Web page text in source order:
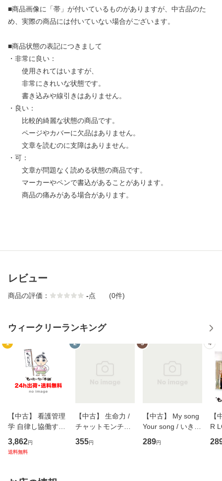
■商品画像に「帯」が付いているものがありますが、中古品のた
め、実際の商品には付いていない場合がございます。
■商品状態の表記につきまして
・非常に良い：
使用されてはいますが、
非常にきれいな状態です。
書き込みや線引きはありません。
・良い：
比較的綺麗な状態の商品です。
ページやカバーに欠品はありません。
文章を読むのに支障はありません。
・可：
文章が問題なく読める状態の商品です。
マーカーやペンで書込があることがあります。
商品の痛みがある場合があります。
レビュー
商品の評価： -点 (0件)
ウィークリーランキング
1
【中古】 看護管理
学 自律し協働する
専門職の看護マネ
ジメントスキル 改
恵 藤本幸三 / 南江
3,862円
送料無料
2
【中古】 生命力 /
チャットモンチー /
キューンレコード
[CD]【メール便送
355円
3
【中古】 My song
Your song / いきも
のがかり / [CD]
【メール便送料無
289円
4
【
R
産